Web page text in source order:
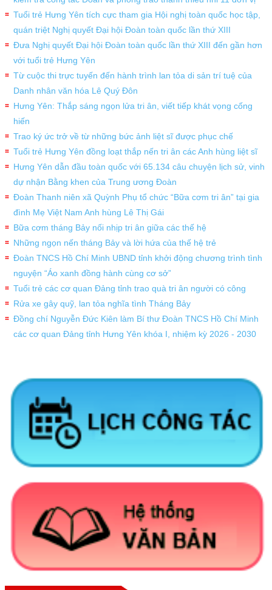
Tuổi trẻ Hưng Yên tích cực tham gia Hội nghị toàn quốc học tập,
quán triệt Nghị quyết Đại hội Đoàn toàn quốc lần thứ XIII
Đưa Nghị quyết Đại hội Đoàn toàn quốc lần thứ XIII đến gần hơn
với tuổi trẻ Hưng Yên
Từ cuộc thi trực tuyến đến hành trình lan tỏa di sản trí tuệ của
Danh nhân văn hóa Lê Quý Đôn
Hưng Yên: Thắp sáng ngọn lửa tri ân, viết tiếp khát vọng cống
hiến
Trao ký ức trở về từ những bức ảnh liệt sĩ được phục chế
Tuổi trẻ Hưng Yên đồng loạt thắp nến tri ân các Anh hùng liệt sĩ
Hưng Yên dẫn đầu toàn quốc với 65.134 câu chuyện lịch sử, vinh
dự nhận Bằng khen của Trung ương Đoàn
Đoàn Thanh niên xã Quỳnh Phụ tổ chức “Bữa cơm tri ân” tại gia
đình Mẹ Việt Nam Anh hùng Lê Thị Gái
Bữa cơm tháng Bảy nối nhịp tri ân giữa các thế hệ
Những ngọn nến tháng Bảy và lời hứa của thế hệ trẻ
Đoàn TNCS Hồ Chí Minh UBND tỉnh khởi động chương trình tình
nguyện “Áo xanh đồng hành cùng cơ sở”
Tuổi trẻ các cơ quan Đảng tỉnh trao quà tri ân người có công
Rửa xe gây quỹ, lan tỏa nghĩa tình Tháng Bảy
Đồng chí Nguyễn Đức Kiên làm Bí thư Đoàn TNCS Hồ Chí Minh
các cơ quan Đảng tỉnh Hưng Yên khóa I, nhiệm kỳ 2026 - 2030